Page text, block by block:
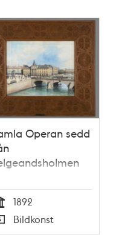
Operan sedd
1892
Bildkonst